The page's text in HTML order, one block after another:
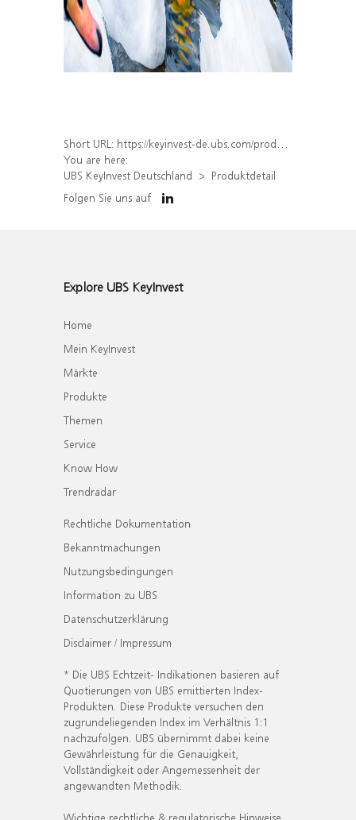
Short URL: https://keyinvest-de.ubs.com/produkt/detail/index/isin/DE000WA7FNQ4
You are here:
UBS KeyInvest Deutschland
Produktdetail
Folgen Sie uns auf
Explore UBS KeyInvest
Home
Mein KeyInvest
Märkte
Produkte
Themen
Service
Know How
Trendradar
Rechtliche Dokumentation
Bekanntmachungen
Nutzungsbedingungen
Information zu UBS
Datenschutzerklärung
Disclaimer / Impressum
* Die UBS Echtzeit- Indikationen basieren auf
Quotierungen von UBS emittierten Index-
Produkten. Diese Produkte versuchen den
zugrundeliegenden Index im Verhältnis 1:1
nachzufolgen. UBS übernimmt dabei keine
Gewährleistung für die Genauigkeit,
Vollständigkeit oder Angemessenheit der
angewandten Methodik.